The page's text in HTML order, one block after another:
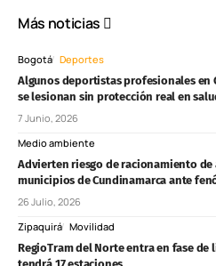
Más noticias
Bogotá Deportes
Algunos deportistas profesionales en
se lesionan sin protección real en
7 Junio, 2026
Medio ambiente
Advierten riesgo de racionamiento de
municipios de Cundinamarca ante
26 Julio, 2026
Zipaquirá Movilidad
RegioTram del Norte entra en fase